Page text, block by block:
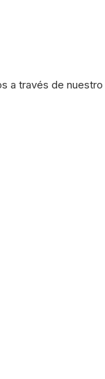
a través de